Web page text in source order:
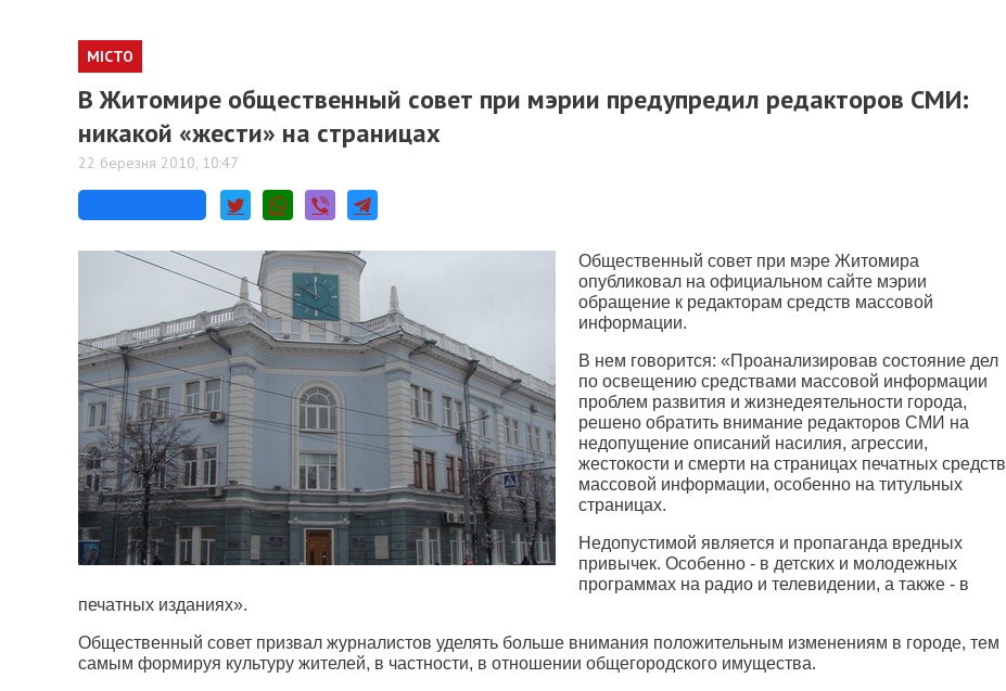
МІСТО
В Житомире общественный совет при мэрии предупредил редакторов СМИ:
никакой «жести» на страницах
22 березня 2010, 10:47
Общественный совет при мэре Житомира
опубликовал на официальном сайте мэрии
обращение к редакторам средств массовой
информации.
В нем говорится: «Проанализировав состояние дел
по освещению средствами массовой информации
проблем развития и жизнедеятельности города,
решено обратить внимание редакторов СМИ на
недопущение описаний насилия, агрессии,
жестокости и смерти на страницах печатных средств
массовой информации, особенно на титульных
страницах.
Недопустимой является и пропаганда вредных
привычек. Особенно - в детских и молодежных
программах на радио и телевидении, а также - в
печатных изданиях».
Общественный совет призвал журналистов уделять больше внимания положительным изменениям в городе, тем
самым формируя культуру жителей, в частности, в отношении общегородского имущества.